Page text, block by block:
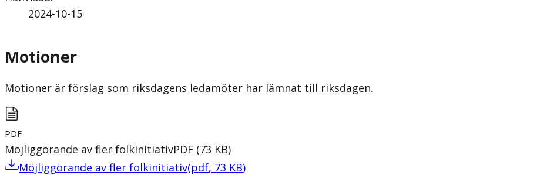
2024-10-15
Motioner
Motioner är förslag som riksdagens ledamöter har lämnat till riksdagen.
PDF
Möjliggörande av fler folkinitiativPDF (73 KB)
Möjliggörande av fler folkinitiativ(pdf, 73 KB)